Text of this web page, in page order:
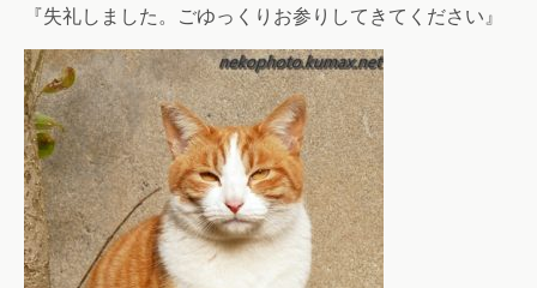
『失礼しました。ごゆっくりお参りしてきてください』